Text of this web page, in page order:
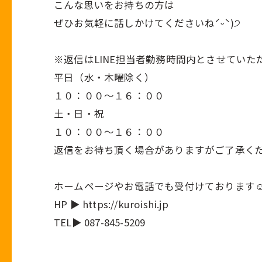
こんな思いをお持ちの方は
ぜひお気軽に話しかけてくださいねˊᵕˋ)੭
※返信はLINE担当者勤務時間内とさせていた
平日（水・木曜除く）
１０：００～１６：００
土・日・祝
１０：００～１６：００
返信をお待ち頂く場合がありますがご了承く
ホームページやお電話でも受付けております
HP ▶ https://kuroishi.jp
TEL▶ 087-845-5209